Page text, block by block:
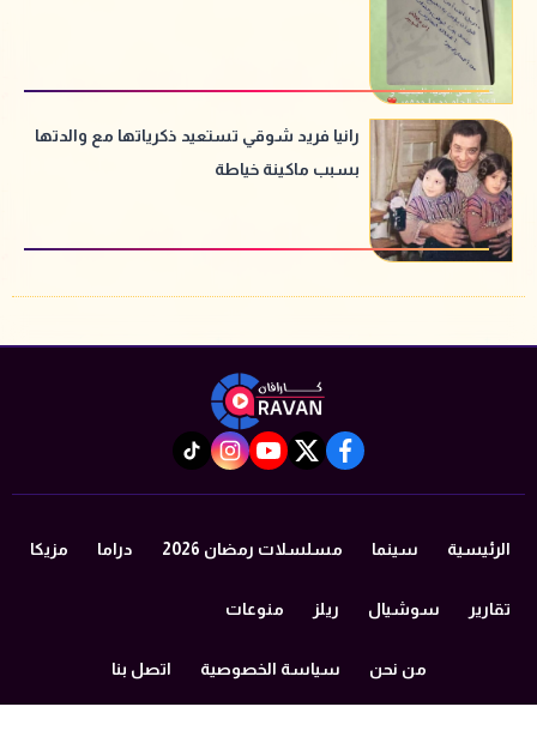
رانيا فريد شوقي تستعيد ذكرياتها مع والدتها
بسبب ماكينة خياطة
facebook
twitter
youtube
instagram
tiktok
الرئيسية سينما مسلسلات رمضان 2026 دراما مزيكا
تقارير سوشيال ريلز منوعات
من نحن سياسة الخصوصية اتصل بنا